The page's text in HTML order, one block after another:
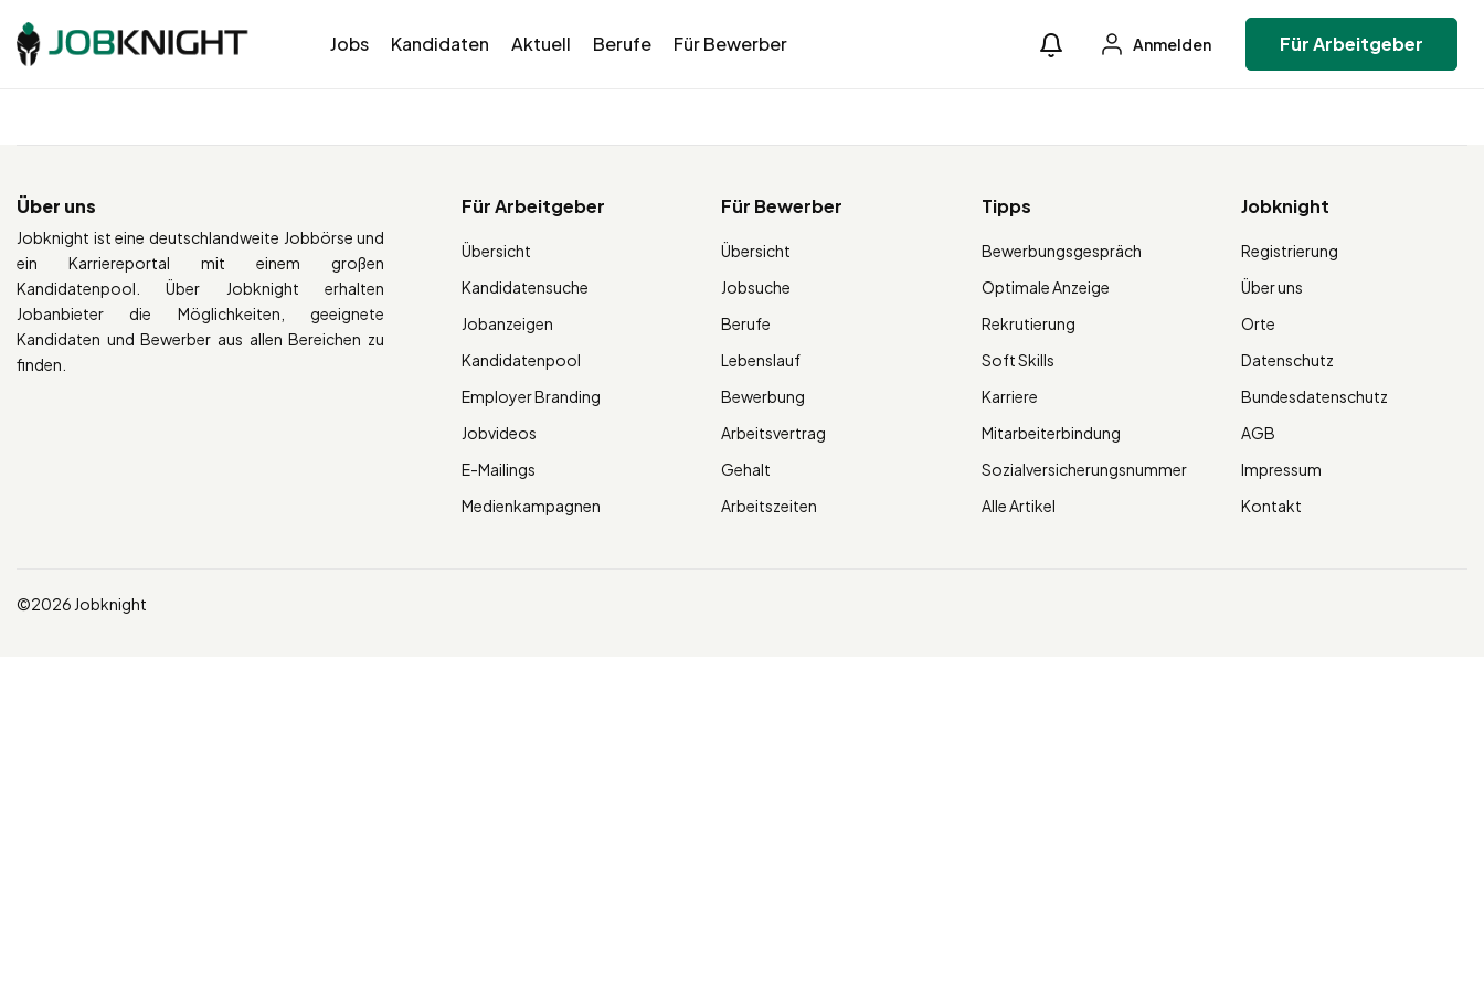
Jobs Kandidaten Aktuell Berufe Für Bewerber Anmelden Für Arbeitgeber
Über uns
Jobknight ist eine deutschlandweite Jobbörse und
ein Karriereportal mit einem großen
Kandidatenpool. Über Jobknight erhalten
Jobanbieter die Möglichkeiten, geeignete
Kandidaten und Bewerber aus allen Bereichen zu
finden.
Für Arbeitgeber
Übersicht
Kandidatensuche
Jobanzeigen
Kandidatenpool
Employer Branding
Jobvideos
E-Mailings
Medienkampagnen
Für Bewerber
Übersicht
Jobsuche
Berufe
Lebenslauf
Bewerbung
Arbeitsvertrag
Gehalt
Arbeitszeiten
Tipps
Bewerbungsgespräch
Optimale Anzeige
Rekrutierung
Soft Skills
Karriere
Mitarbeiterbindung
Sozialversicherungsnummer
Alle Artikel
Jobknight
Registrierung
Über uns
Orte
Datenschutz
Bundesdatenschutz
AGB
Impressum
Kontakt
©2026 Jobknight